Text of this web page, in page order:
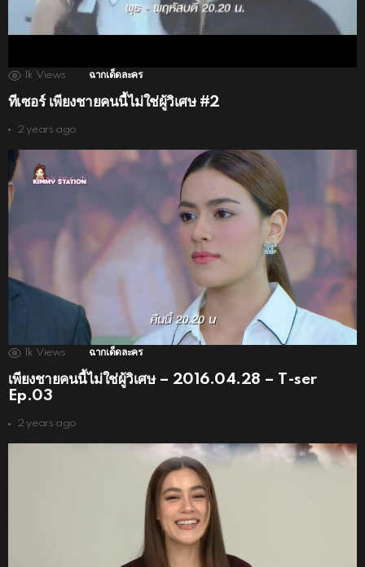
1k Views ฉากเด็ดละคร
ทีเซอร์ เพียงชายคนนี้ไม่ใช่ผู้วิเศษ #2
2 years ago
1k Views ฉากเด็ดละคร
เพียงชายคนนี้ไม่ใช่ผู้วิเศษ – 2016.04.28 – T-ser
Ep.03
2 years ago